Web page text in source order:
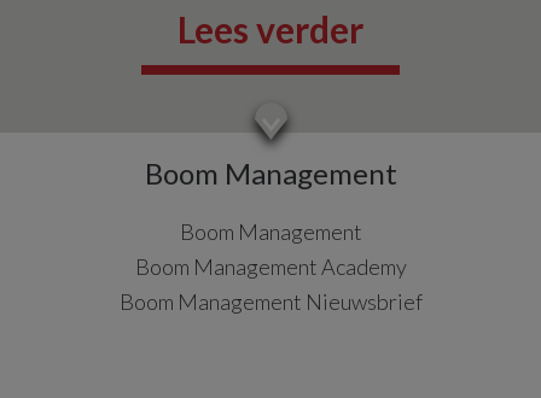
Lees verder
Boom Management
Boom Management
Boom Management Academy
Boom Management Nieuwsbrief